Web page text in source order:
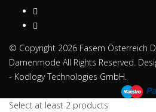
© Copyright 2026 Fasem Österreich
Damenmode All Rights Reserved.
- Kodlogy Technologies GmbH.
Select at least 2 products